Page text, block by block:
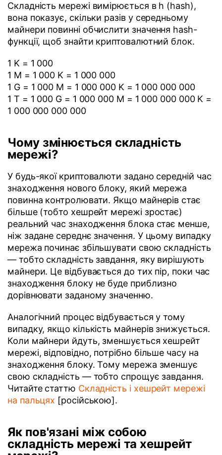
Складність мережі вимірюється в h (hash),
вона показує, скільки разів у середньому
майнери повинні обчислити значення hash-
функції, щоб знайти криптовалютний блок.
1 K = 1 000
1 M = 1 000 K = 1 000 000
1 G = 1 000 M = 1 000 000 K = 1 000 000 000
1 T = 1 000 G = 1 000 000 M = 1 000 000 000 K =
1 000 000 000 000
Чому змінюється складність
мережі?
У будь-якої криптовалюти задано середній час
знаходження нового блоку, який мережа
повинна контролювати. Якщо майнерів стає
більше (тобто хешрейт мережі зростає)
реальний час знаходження блока стає менше,
ніж задане середнє значення. У цьому випадку
мережа починає збільшувати свою складність
— тобто складність завдання, яку вирішують
майнери. Це відбувається до тих пір, поки час
знаходження блоку не буде приблизно
дорівнювати заданому значенню.
Аналогічний процес відбувається у тому
випадку, якщо кількість майнерів знижується.
Коли майнери йдуть, зменшується хешрейт
мережі, відповідно, потрібно більше часу на
знаходження блоку. Тому мережа зменшує
свою складність — тобто спрощує завдання.
Читайте статтю Складність і хешрейт мережі
на пальцях [російською].
Як пов'язані між собою
складність мережі та хешрейт